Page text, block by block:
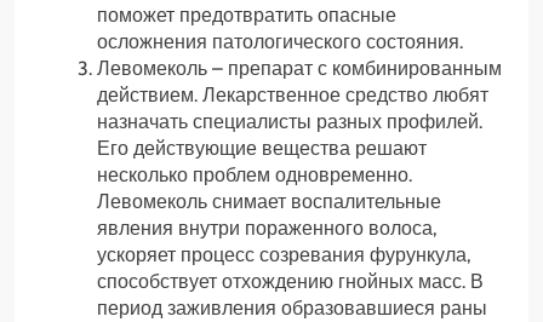
поможет предотвратить опасные
осложнения патологического состояния.
Левомеколь – препарат с комбинированным
действием. Лекарственное средство любят
назначать специалисты разных профилей.
Его действующие вещества решают
несколько проблем одновременно.
Левомеколь снимает воспалительные
явления внутри пораженного волоса,
ускоряет процесс созревания фурункула,
способствует отхождению гнойных масс. В
период заживления образовавшиеся раны